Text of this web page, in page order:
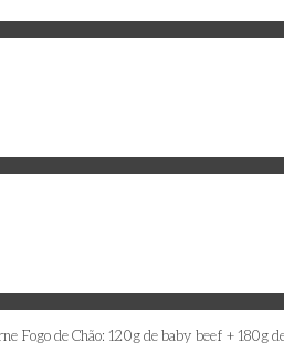
Fogo de Chão: 120g de baby beef + 180g